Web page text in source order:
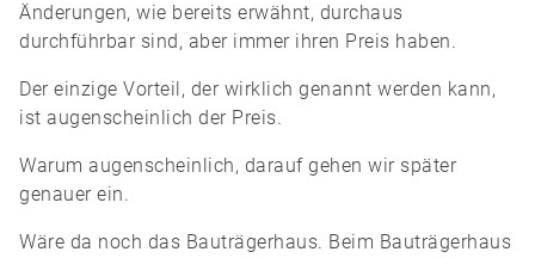
Änderungen, wie bereits erwähnt, durchaus
durchführbar sind, aber immer ihren Preis haben.
Der einzige Vorteil, der wirklich genannt werden kann,
ist augenscheinlich der Preis.
Warum augenscheinlich, darauf gehen wir später
genauer ein.
Wäre da noch das Bauträgerhaus. Beim Bauträgerhaus